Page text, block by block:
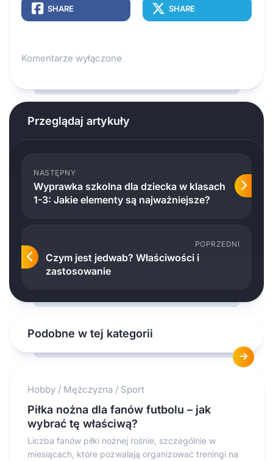
SHARE SHARE
Komentarze wyłączone
Przeglądaj artykuły
NASTĘPNY
Wyprawka szkolna dla dziecka w klasach
1-3: Jakie elementy są najważniejsze?
POPRZEDNI
Czym jest jedwab? Właściwości i
zastosowanie
Podobne w tej kategorii
Hobby / Mężczyzna / Sport
Piłka nożna dla fanów futbolu – jak
wybrać tę właściwą?
Liczba fanów piłki nożnej rośnie, szczególnie w
miesiącach, które pozwalają organizować treningi na